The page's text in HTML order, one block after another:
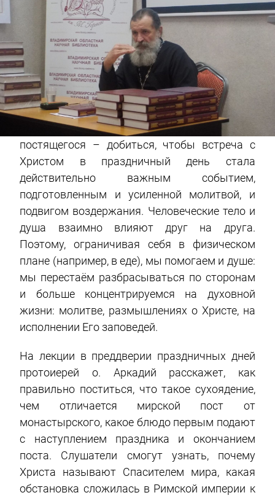
постящегося – добиться, чтобы встреча с
Христом в праздничный день стала
действительно важным событием,
подготовленным и усиленной молитвой, и
подвигом воздержания. Человеческие тело и
душа взаимно влияют друг на друга.
Поэтому, ограничивая себя в физическом
плане (например, в еде), мы помогаем и душе:
мы перестаём разбрасываться по сторонам
и больше концентрируемся на духовной
жизни: молитве, размышлениях о Христе, на
исполнении Его заповедей.
На лекции в преддверии праздничных дней
протоиерей о. Аркадий расскажет, как
правильно поститься, что такое сухоядение,
чем отличается мирской пост от
монастырского, какое блюдо первым подают
с наступлением праздника и окончанием
поста. Слушатели смогут узнать, почему
Христа называют Спасителем мира, какая
обстановка сложилась в Римской империи к